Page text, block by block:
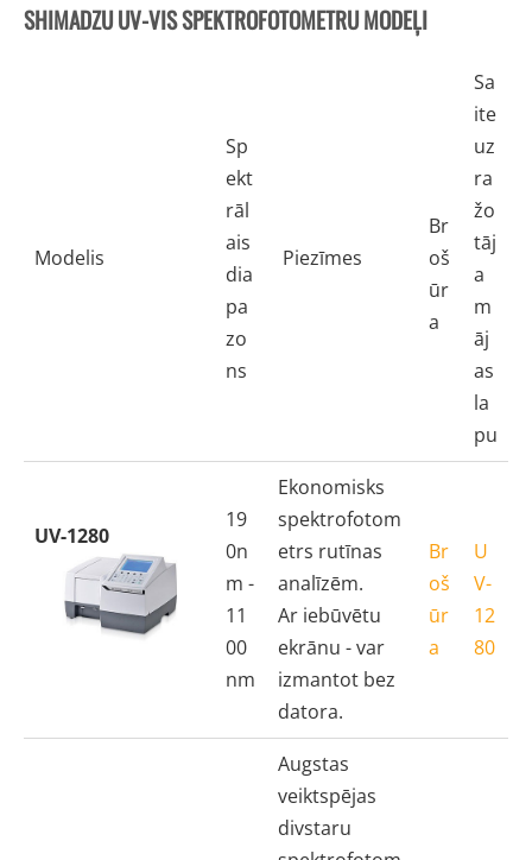
SHIMADZU UV-VIS SPEKTROFOTOMETRU MODEĻI
Modelis
Sp
ekt
rāl
ais
dia
pa
zo
ns
Piezīmes
Br
oš
ūr
a
Sa
ite
uz
ra
žo
tāj
a
m
āj
as
la
pu
UV-1280
19
0n
m -
11
00
nm
Ekonomisks
spektrofotom
etrs rutīnas
analīzēm.
Ar iebūvētu
ekrānu - var
izmantot bez
datora.
Br
oš
ūr
a
U
V-
12
80
Augstas
veiktspējas
divstaru